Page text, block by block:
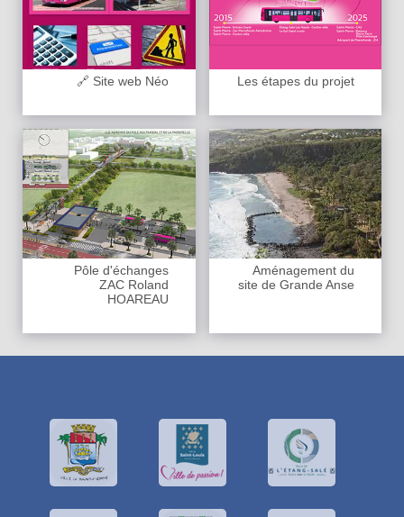
🔗 Site web Néo Les étapes du projet
Pôle d'échanges
ZAC Roland
HOAREAU
Aménagement du
site de Grande Anse